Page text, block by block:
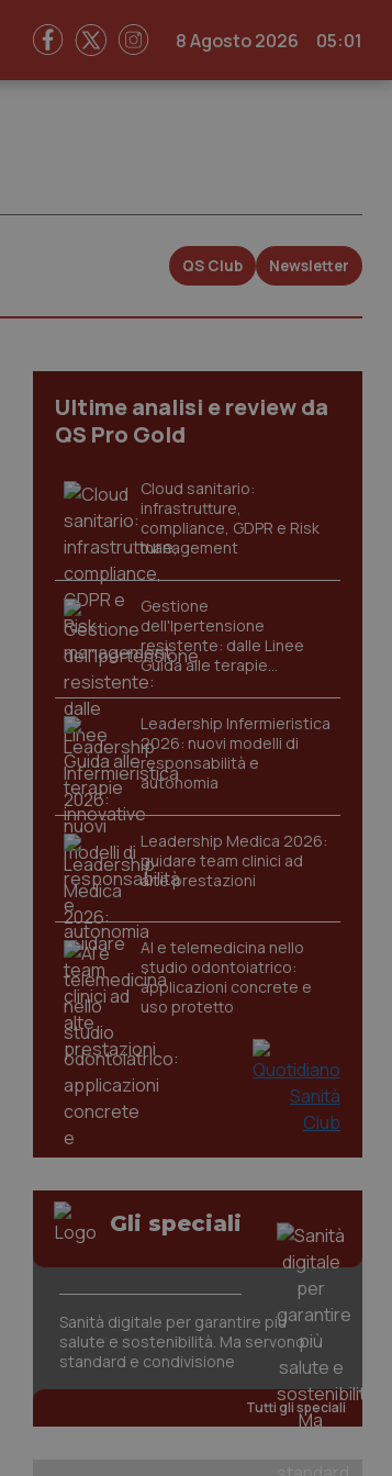
8 Agosto 2026 05:01
QS Club Newsletter
Ultime analisi e review da
QS Pro Gold
Cloud sanitario:
infrastrutture,
compliance, GDPR e Risk
management
Gestione
dell'Ipertensione
resistente: dalle Linee
Guida alle terapie
innovative
Leadership Infermieristica
2026: nuovi modelli di
responsabilità e
autonomia
Leadership Medica 2026:
guidare team clinici ad
alte prestazioni
AI e telemedicina nello
studio odontoiatrico:
applicazioni concrete e
uso protetto
Gli speciali
Sanità digitale per garantire più
salute e sostenibilità. Ma servono
standard e condivisione
Tutti gli speciali